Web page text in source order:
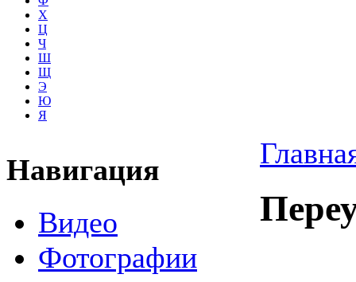
Х
Ц
Ч
Ш
Щ
Э
Ю
Я
Навигация
Видео
Фотографии